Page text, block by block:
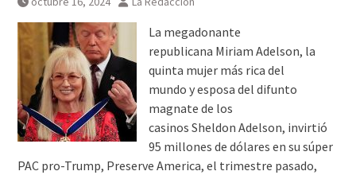
La megadonante
republicana Miriam Adelson, la
quinta mujer más rica del
mundo y esposa del difunto
magnate de los
casinos Sheldon Adelson, invirtió
95 millones de dólares en su súper
PAC pro-Trump, Preserve America, el trimestre pasado,